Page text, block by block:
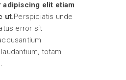
adipiscing elit etiam
ut.Perspiciatis unde
error sit
totam